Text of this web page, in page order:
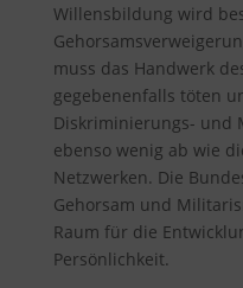
Willensbildung wird
muss das Handwerk
gegebenenfalls töten
Diskriminierungs- und
ebenso wenig ab wie
Netzwerken. Die
Gehorsam und
Raum für die
Persönlichkeit.